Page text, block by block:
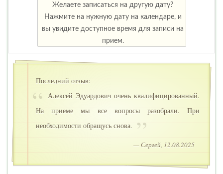
Желаете записаться на другую дату?
Нажмите на нужную дату на календаре, и
вы увидите доступное время для записи на
прием.
Последний отзыв:
Алексей Эдуардович очень квалифицированный.
На приеме мы все вопросы разобрали. При
необходимости обращусь снова.
— Сергей, 12.08.2025